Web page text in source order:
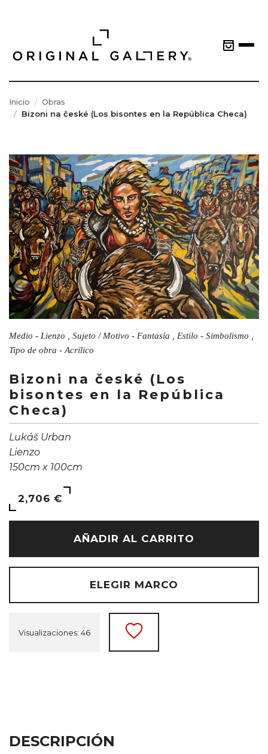
Inicio
Obras
Bizoni na české (Los bisontes en la República Checa)
Medio - Lienzo , Sujeto / Motivo - Fantasía , Estilo - Simbolismo ,
Tipo de obra - Acrílico
Bizoni na české (Los
bisontes en la República
Checa)
Lukáš Urban
Lienzo
150cm x 100cm
2,706 €
AÑADIR AL CARRITO
ELEGIR MARCO
Visualizaciones: 46
DESCRIPCIÓN